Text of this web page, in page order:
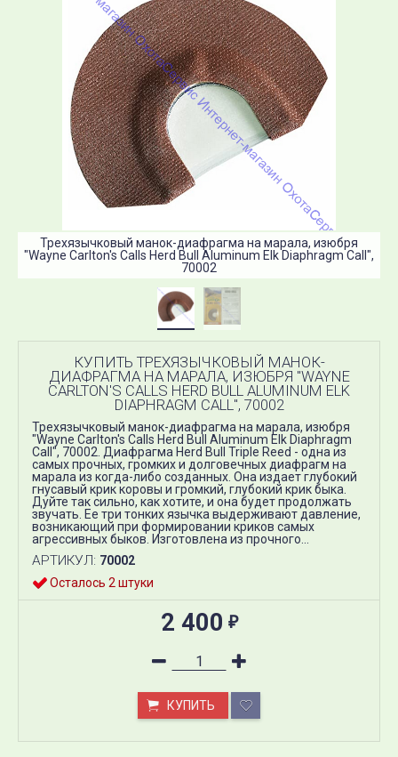
Трехязычковый манок-диафрагма на марала, изюбря
"Wayne Carlton's Calls Herd Bull Aluminum Elk Diaphragm Call",
70002
КУПИТЬ ТРЕХЯЗЫЧКОВЫЙ МАНОК-
ДИАФРАГМА НА МАРАЛА, ИЗЮБРЯ "WAYNE
CARLTON'S CALLS HERD BULL ALUMINUM ELK
DIAPHRAGM CALL", 70002
Трехязычковый манок-диафрагма на марала, изюбря
"Wayne Carlton's Calls Herd Bull Aluminum Elk Diaphragm
Call", 70002. Диафрагма Herd Bull Triple Reed - одна из
самых прочных, громких и долговечных диафрагм на
марала из когда-либо созданных. Она издает глубокий
гнусавый крик коровы и громкий, глубокий крик быка.
Дуйте так сильно, как хотите, и она будет продолжать
звучать. Ее три тонких язычка выдерживают давление,
возникающий при формировании криков самых
агрессивных быков. Изготовлена из прочного...
АРТИКУЛ: 70002
Осталось 2 штуки
2 400 ₽
КУПИТЬ